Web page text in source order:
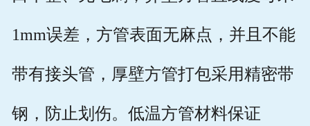
1mm误差，方管表面无麻点，并且不能
带有接头管，厚壁方管打包采用精密带
钢，防止划伤。低温方管材料保证